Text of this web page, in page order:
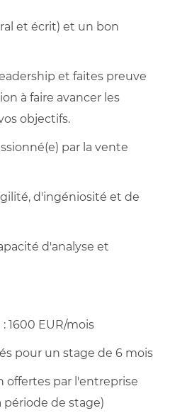
et écrit) et un bon
et faites preuve
à faire avancer les
objectifs.
par la vente
d'ingéniosité et de
d'analyse et
1600 EUR/mois
pour un stage de 6 mois
offertes par l'entreprise
période de stage)